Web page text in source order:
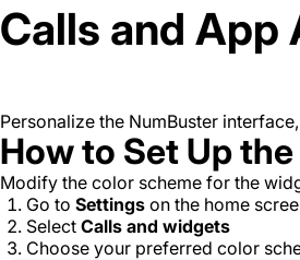
Calls and App
Personalize the NumBuster
How to Set Up
Modify the color scheme for the
Go to Settings on the home
Select Calls and widgets
Choose your preferred color